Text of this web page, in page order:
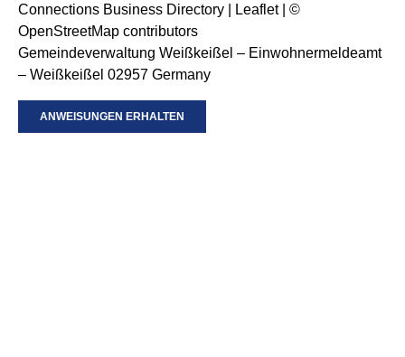
Connections Business Directory Leaflet| ©
OpenStreetMap contributors
Gemeindeverwaltung Weißkeißel – Einwohnermeldeamt
– Weißkeißel 02957 Germany
ANWEISUNGEN ERHALTEN